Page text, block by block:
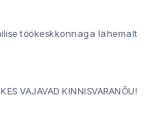
töökeskkonnaga lähemalt
VAJAVAD KINNISVARANÕU!